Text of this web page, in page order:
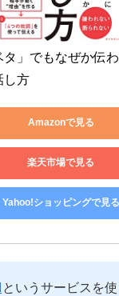
タ」でもなぜか伝
し方
Amazonで見る
楽天市場で見る
Yahoo!ショッピングで見る
というサービスを